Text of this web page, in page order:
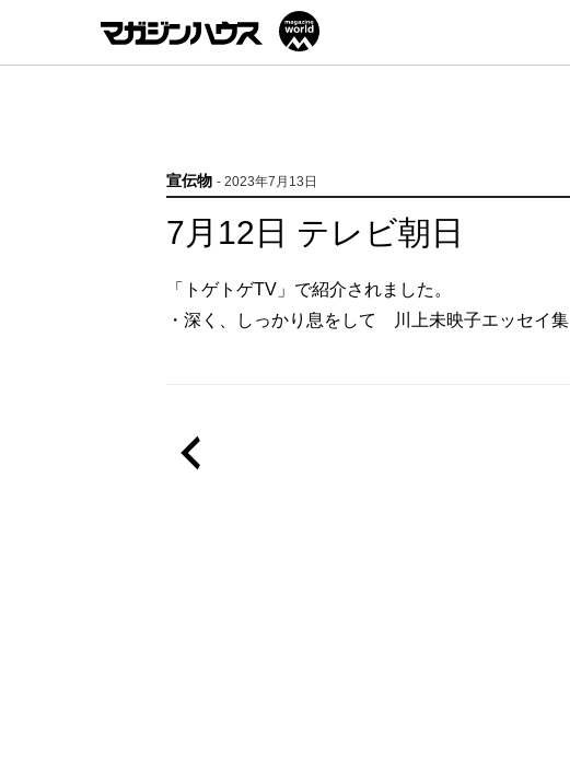
宣伝物 - 2023年7月13日
7月12日 テレビ朝日
「トゲトゲTV」で紹介されました。
・深く、しっかり息をして 川上未映子エッセイ集